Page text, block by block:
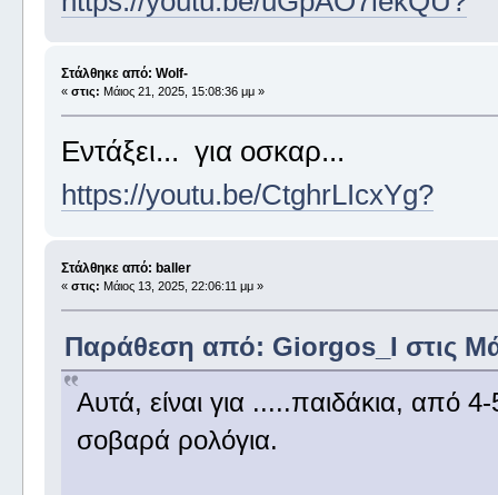
Στάλθηκε από: Wolf-
« στις: Μάιος 21, 2025, 15:08:36 μμ »
Εντάξει... για οσκαρ...
https://youtu.be/CtghrLIcxYg?
Στάλθηκε από: baller
« στις: Μάιος 13, 2025, 22:06:11 μμ »
Παράθεση από: Giorgos_I στις
Αυτά, είναι για .....παιδάκια, από
σοβαρά ρολόγια.